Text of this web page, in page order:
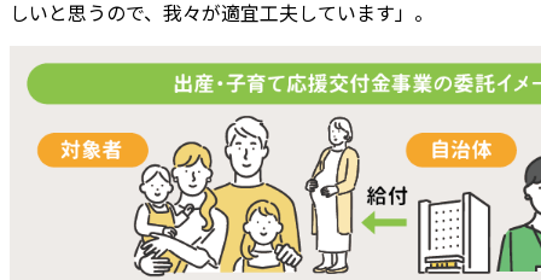
しいと思うので、我々が適宜工夫しています」。